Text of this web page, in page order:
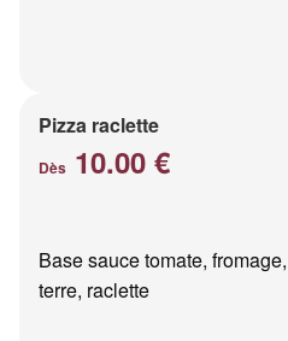
Pizza raclette
Dès 10.00 €
Base sauce tomate,
terre, raclette